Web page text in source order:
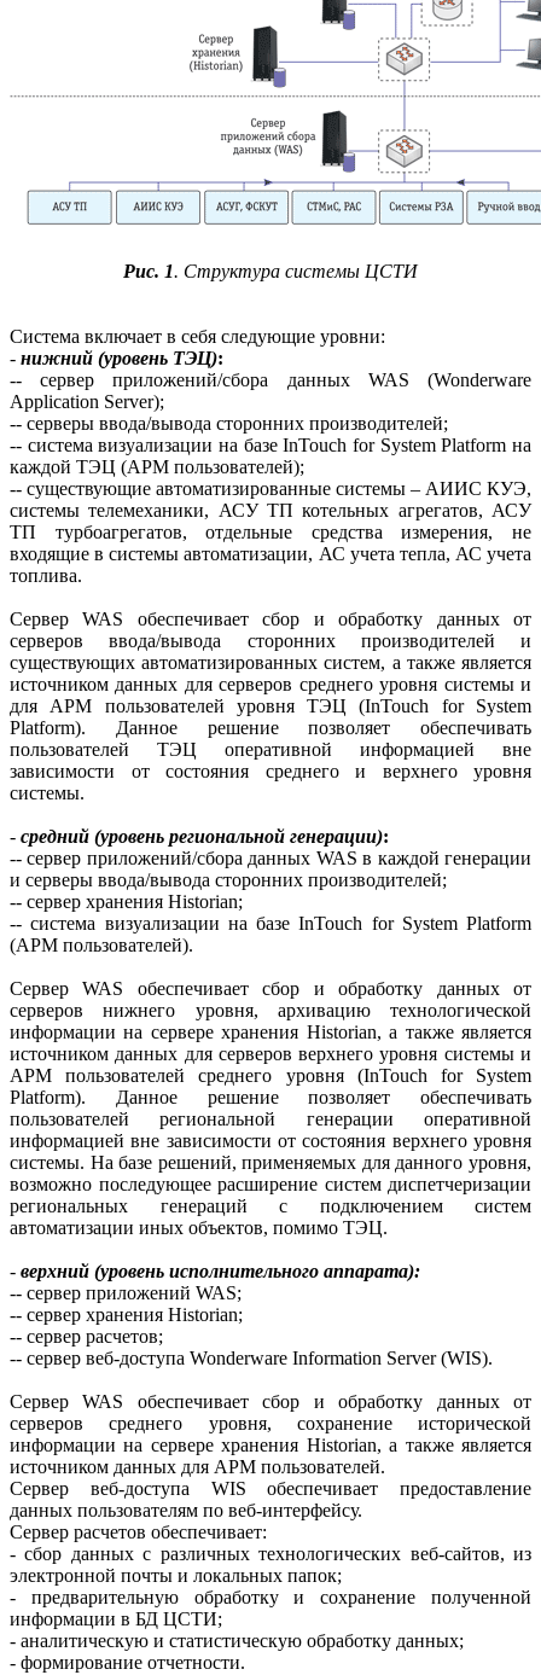
Рис. 1. Структура системы ЦСТИ
Система включает в себя следующие уровни:
- нижний (уровень ТЭЦ):
-- сервер приложений/сбора данных WAS (Wonderware
Application Server);
-- серверы ввода/вывода сторонних производителей;
-- система визуализации на базе InTouch for System Platform на
каждой ТЭЦ (АРМ пользователей);
-- существующие автоматизированные системы – АИИС КУЭ,
системы телемеханики, АСУ ТП котельных агрегатов, АСУ
ТП турбоагрегатов, отдельные средства измерения, не
входящие в системы автоматизации, АС учета теп­ла, АС учета
топлива.
Сервер WAS обеспечивает сбор и обработку данных от
серверов ввода/вывода сторонних производителей и
существующих автоматизированных систем, а также является
источником данных для серверов среднего уровня системы и
для АРМ пользователей уровня ТЭЦ (InTouch for System
Platform). Данное решение позволяет обеспечивать
пользователей ТЭЦ оперативной информацией вне
зависимости от состояния среднего и верхнего уровня
системы.
- средний (уровень региональной генерации):
-- сервер приложений/сбора данных WAS в каждой генерации
и серверы ввода/вывода сторонних производителей;
-- сервер хранения Historian;
-- система визуализации на базе InTouch for System Platform
(АРМ пользователей).
Сервер WAS обеспечивает сбор и обработку данных от
серверов нижнего уровня, архивацию технологической
информации на сервере хранения Historian, а также является
источником данных для серверов верхнего уровня системы и
АРМ пользователей среднего уровня (InTouch for System
Platform). Данное решение позволяет обеспечивать
пользователей региональной генерации оперативной
информацией вне зависимости от состояния верх­него уровня
системы. На базе решений, применяемых для данного уровня,
возможно последующее расширение систем диспетчеризации
региональных генераций с подключением систем
автоматизации иных объектов, помимо ТЭЦ.
- верхний (уровень исполнительного аппарата):
-- сервер приложений WAS;
-- сервер хранения Historian;
-- сервер расчетов;
-- сервер веб-доступа Wonderware Information Server (WIS).
Сервер WAS обеспечивает сбор и обработку данных от
серверов среднего уровня, сохранение исторической
информации на сервере хранения Historian, а также является
источником данных для АРМ пользователей.
Сервер веб-доступа WIS обеспечивает предоставление
данных пользователям по веб-интерфейсу.
Сервер расчетов обеспечивает:
- сбор данных с различных технологических веб-сайтов, из
электронной почты и локальных папок;
- предварительную обработку и сохранение полученной
информации в БД ЦСТИ;
- аналитическую и статистическую обработку данных;
- формирование отчетности.